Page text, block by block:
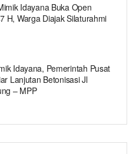
Idayana Buka Open
H, Warga Diajak Silaturahmi
Idayana, Pemerintah Pusat
Lanjutan Betonisasi Jl
– MPP